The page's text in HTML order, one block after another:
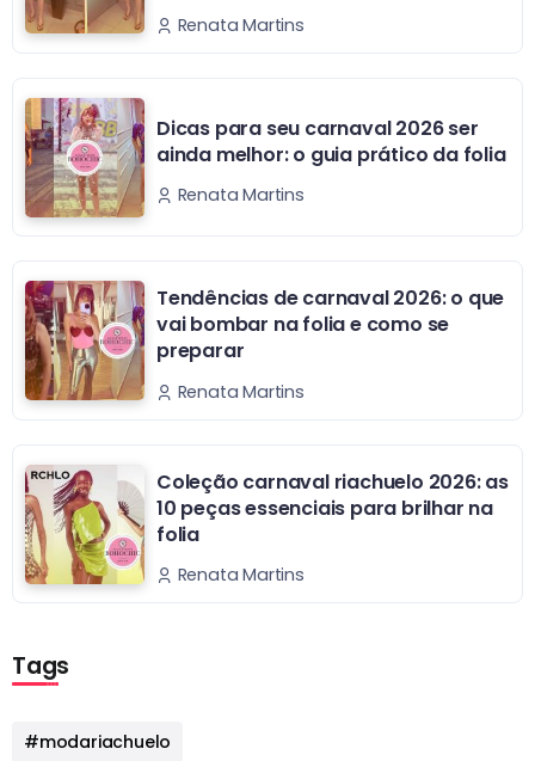
Renata Martins
Dicas para seu carnaval 2026 ser
ainda melhor: o guia prático da folia
Renata Martins
Tendências de carnaval 2026: o que
vai bombar na folia e como se
preparar
Renata Martins
Coleção carnaval riachuelo 2026: as
10 peças essenciais para brilhar na
folia
Renata Martins
Tags
#modariachuelo